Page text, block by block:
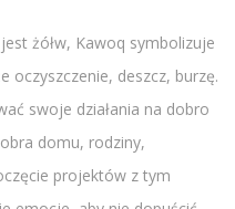
żółw, Kawoq symbolizuje
oczyszczenie, deszcz, burzę.
swoje działania na dobro
domu, rodziny,
projektów z tym